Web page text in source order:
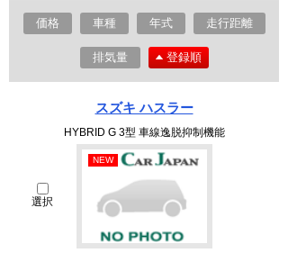
価格 車種 年式 走行距離
排気量 登録順
スズキ ハスラー
HYBRID G 3型 車線逸脱抑制機能
選択
NEW